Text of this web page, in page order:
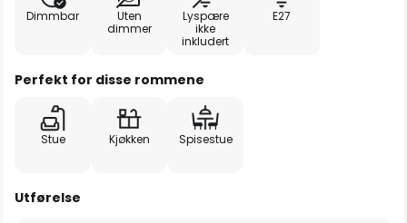
Dimmbar
Uten
dimmer
Lyspære
ikke
inkludert
E27
Perfekt for disse rommene
Stue Kjøkken Spisestue
Utførelse